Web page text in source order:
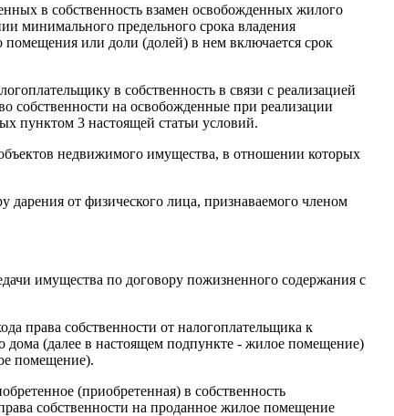
в собственность взамен освобожденных жилого
минимального предельного срока владения
или доли (долей) в нем включается срок
в собственность в связи с реализацией
собственности на освобожденные при реализации
пунктом 3 настоящей статьи условий.
недвижимого имущества, в отношении которых
дарения от физического лица, признаваемого членом
имущества по договору пожизненного содержания с
права собственности от налогоплательщика к
(далее в настоящем подпункте - жилое помещение)
помещение).
(приобретенная) в собственность
собственности на проданное жилое помещение